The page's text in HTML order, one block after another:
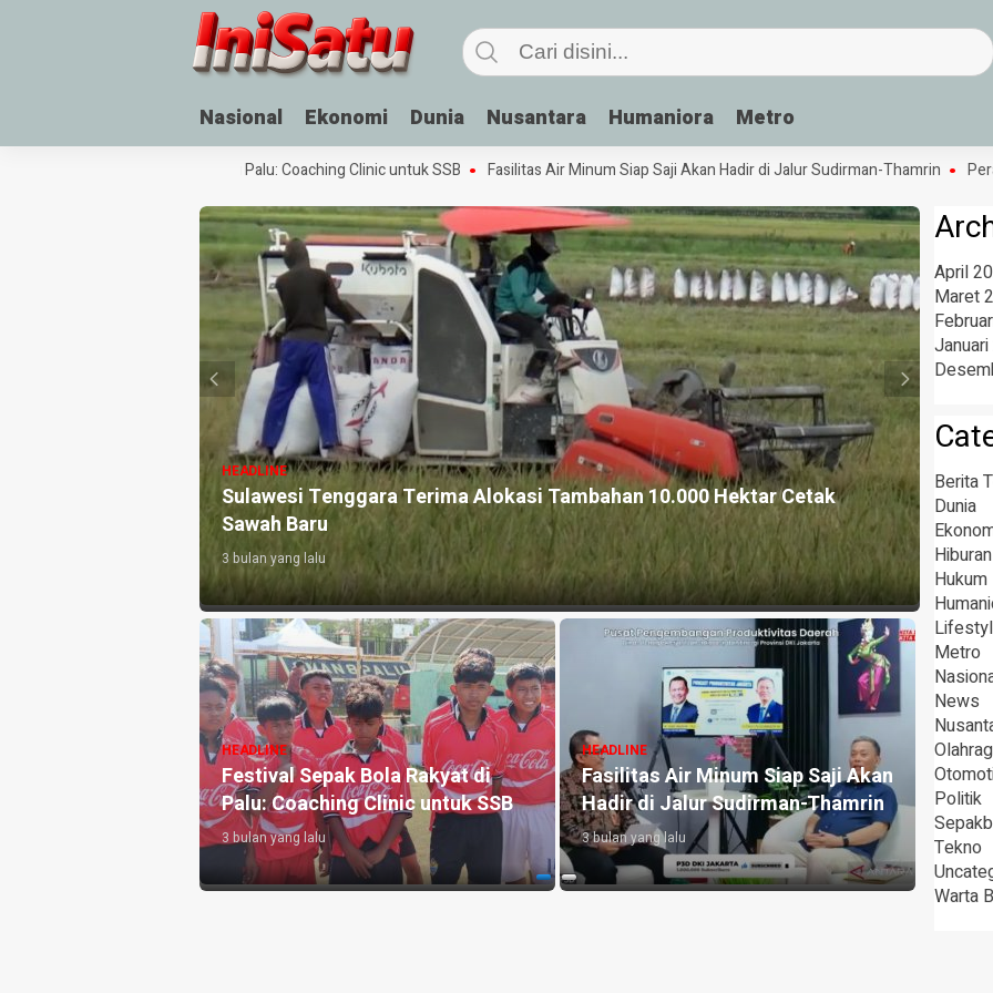
Nasional Ekonomi Dunia Nusantara Humaniora Metro
Festival Sepak Bola Rakyat di Palu: Coaching Clinic untuk SSB Fasilitas Air Minum Siap Saji Akan Hadir di Jalur Sudirman-Thamrin Peran
HEADLINE
Sulawesi Tenggara Terima Alokasi Tambahan 10.000 Hektar Cetak
Sawah Baru
3 bulan yang lalu
HEADLINE
Festival Sepak Bola Rakyat di
Palu: Coaching Clinic untuk SSB
3 bulan yang lalu
HEADLINE
Fasilitas Air Minum Siap Saji Akan
Hadir di Jalur Sudirman-Thamrin
3 bulan yang lalu
3 bulan
3 bulan
April
Maret
Berita
Dunia
Hiburan
Hukum
Metro
News
Politik
Tekno
Warta